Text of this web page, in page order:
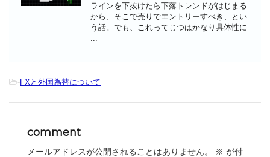
ラインを下抜けたら下落トレンドがはじまる
から、そこで売りでエントリーすべき、とい
う話。でも、これってじつはかなり具体性に
-FXと外国為替について
comment
メールアドレスが公開されることはありません。 ※ が付